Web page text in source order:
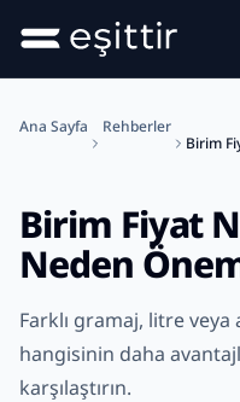
Ana içeriğe geç
Ana Sayfa
Rehberler
Birim
Birim Fiyat
Neden
Farklı gramaj, litre
hangisinin daha
karşılaştırın.